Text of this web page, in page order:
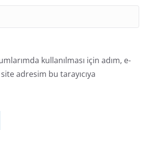
kullanılması için adım, e-
adresim bu tarayıcıya